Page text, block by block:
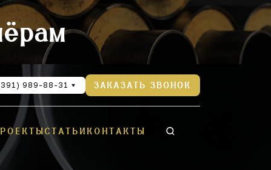
989-88-31 ЗАКАЗАТЬ ЗВОНОК
СТАТЬИ КОНТАКТЫ